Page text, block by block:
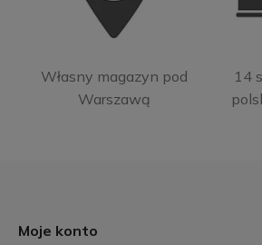
Własny magazyn pod
Warszawą
14
Moje konto